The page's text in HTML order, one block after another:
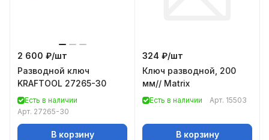
2 600 ₽/шт
Разводной ключ
KRAFTOOL 27265-30
Есть в наличии
Арт. 27265-30
В корзину
324 ₽/шт
Ключ разводной, 200
мм// Matrix
Есть в наличии Арт. 15503
В корзину